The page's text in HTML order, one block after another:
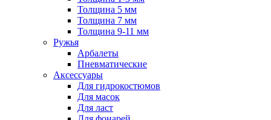
Толщина 5 мм
Толщина 7 мм
Толщина 9-11 мм
Ружья
Арбалеты
Пневматические
Аксессуары
Для гидрокостюмов
Для масок
Для ласт